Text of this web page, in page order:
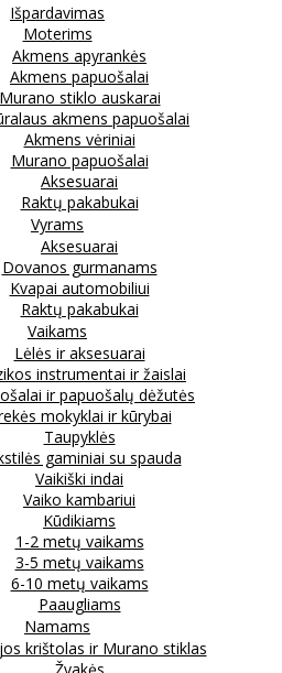
Išpardavimas
Moterims
Akmens apyrankės
Akmens papuošalai
Murano stiklo auskarai
akmens papuošalai
Akmens vėriniai
Murano papuošalai
Aksesuarai
Raktų pakabukai
Vyrams
Aksesuarai
Dovanos gurmanams
Kvapai automobiliui
Raktų pakabukai
Vaikams
Lėlės ir aksesuarai
instrumentai ir žaislai
ir papuošalų dėžutės
mokyklai ir kūrybai
Taupyklės
gaminiai su spauda
Vaikiški indai
Vaiko kambariui
Kūdikiams
1-2 metų vaikams
3-5 metų vaikams
6-10 metų vaikams
Paaugliams
Namams
krištolas ir Murano stiklas
Žvakės